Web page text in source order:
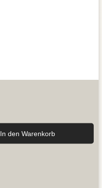
In den Warenkorb